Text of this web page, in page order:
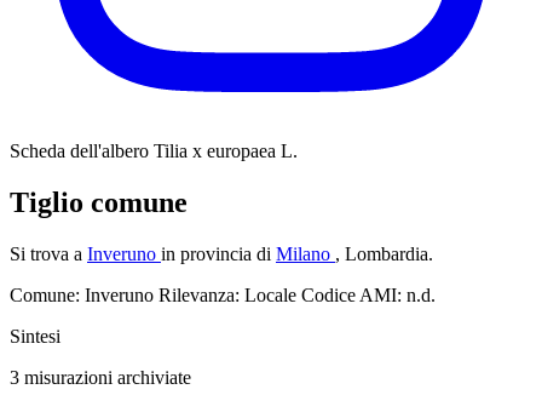
Scheda dell'albero Tilia x europaea L.
Tiglio comune
Si trova a Inveruno in provincia di Milano , Lombardia.
Comune: Inveruno Rilevanza: Locale Codice AMI: n.d.
Sintesi
3 misurazioni archiviate